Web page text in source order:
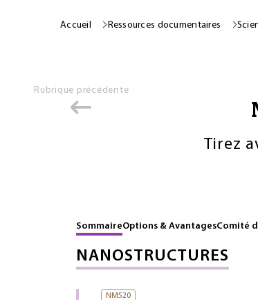
Accueil Ressources documentaires
Rubrique précédente
Tirez
SommaireOptions & AvantagesComité
NANOSTRUCTURES
NM520